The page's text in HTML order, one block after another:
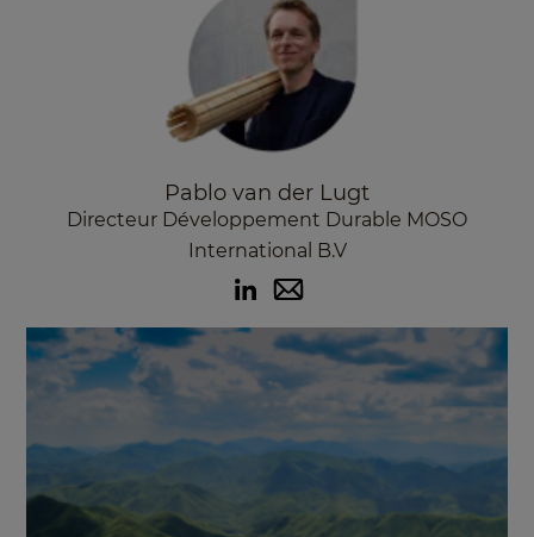
Pablo van der Lugt
Directeur Développement Durable MOSO
International B.V